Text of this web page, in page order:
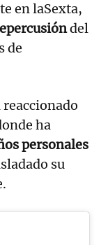
en laSexta,
del
de
ha
personales
su